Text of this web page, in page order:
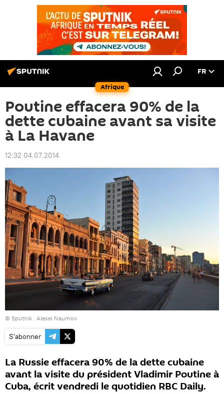
Afrique
FR
Poutine effacera 90% de la
dette cubaine avant sa visite
à La Havane
12:32 04.07.2014
© Sputnik . Alexei Naumov
S'abonner
La Russie effacera 90% de la dette cubaine
avant la visite du président Vladimir Poutine à
Cuba, écrit vendredi le quotidien RBC Daily.